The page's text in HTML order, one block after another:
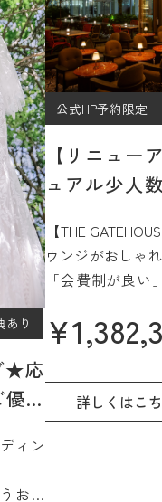
あり
★応
待
ィン
お得
公式HP予約限定
【リニュ
ュアル少人
【THE
ウンジがおしゃ
「会費制が良
過ごしたい」
そんなご希望
15階、名古屋を
間で実現☆
さらに魅力的に
¥
詳しくはこ